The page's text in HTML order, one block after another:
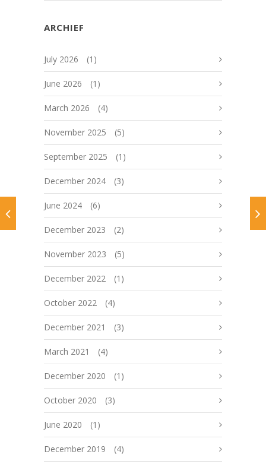
ARCHIEF
July 2026 (1)
June 2026 (1)
March 2026 (4)
November 2025 (5)
September 2025 (1)
December 2024 (3)
June 2024 (6)
December 2023 (2)
November 2023 (5)
December 2022 (1)
October 2022 (4)
December 2021 (3)
March 2021 (4)
December 2020 (1)
October 2020 (3)
June 2020 (1)
December 2019 (4)